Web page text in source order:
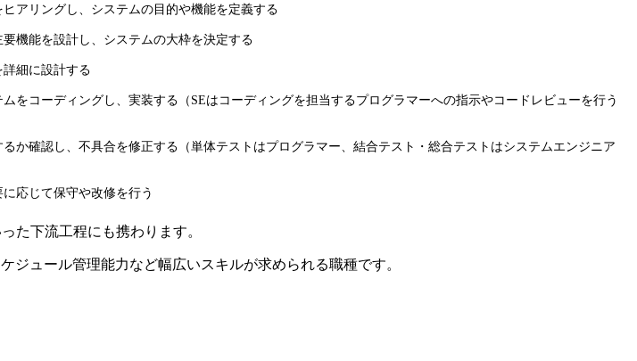
アリングし、システムの目的や機能を定義する
機能を設計し、システムの大枠を決定する
細に設計する
をコーディングし、実装する（SEはコーディングを担当するプログラマーへの指示やコードレビューを行う
か確認し、不具合を修正する（単体テストはプログラマー、結合テスト・総合テストはシステムエンジニア
応じて保守や改修を行う
た下流工程にも携わります。
ジュール管理能力など幅広いスキルが求められる職種です。